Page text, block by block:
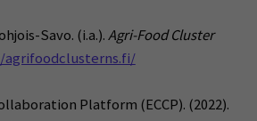
Savo. (i.a.).Agri-Food Cluster
Platform (ECCP). (2022).